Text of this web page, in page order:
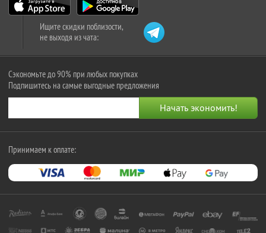
Ищите скидки поблизости,
не выходя из чата:
Сэкономьте до 90% при любых покупках
Подпишитесь на самые выгодные предложения
Принимаем к оплате: